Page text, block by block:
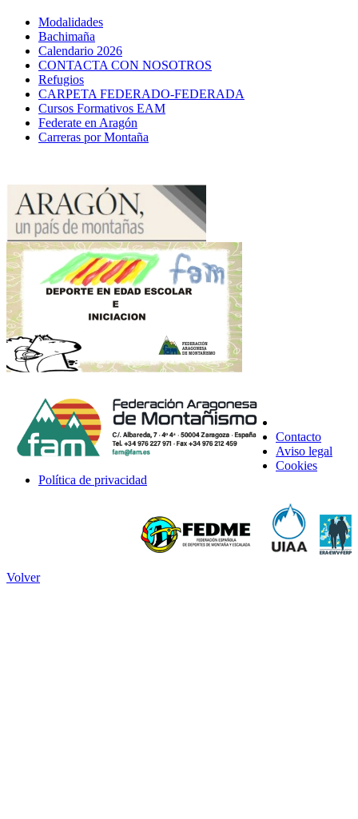
Modalidades
Bachimaña
Calendario 2026
CONTACTA CON NOSOTROS
Refugios
CARPETA FEDERADO-FEDERADA
Cursos Formativos EAM
Federate en Aragón
Carreras por Montaña
Contacto
Aviso legal
Cookies
Política de privacidad
Volver